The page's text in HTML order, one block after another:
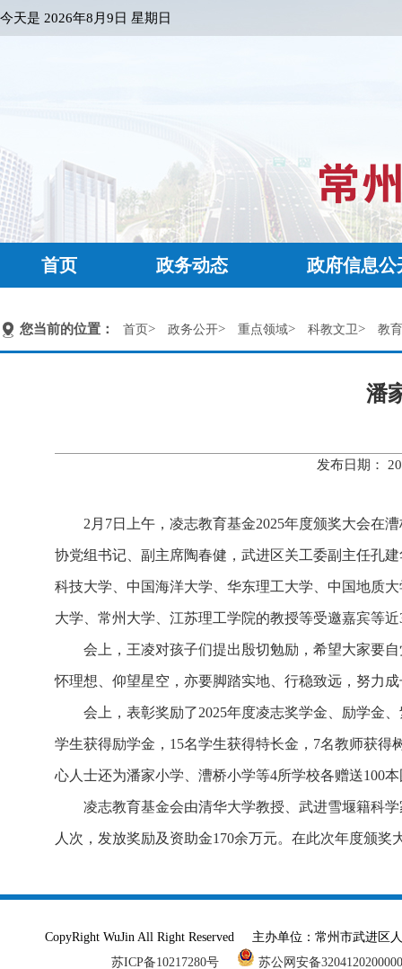
今天是 2026年8月9日 星期日
首页 政务动态 政府信息公
您当前的位置： 首页> 政务公开> 重点领域> 科教文卫> 教
潘
发布日期：
2月7日上午，凌志教育基金2025年度颁奖大会在
协党组书记、副主席陶春健，武进区关工委副主任孔
科技大学、中国海洋大学、华东理工大学、中国地质
大学、常州大学、江苏理工学院的教授等受邀嘉宾等
会上，王凌对孩子们提出殷切勉励，希望大家要
怀理想、仰望星空，亦要脚踏实地、行稳致远，努力
会上，表彰奖励了2025年度凌志奖学金、励学金
学生获得励学金，15名学生获得特长金，7名教师获
心人士还为潘家小学、漕桥小学等4所学校各赠送100
凌志教育基金会由清华大学教授、武进雪堰籍科
人次，发放奖励及资助金170余万元。在此次年度颁
CopyRight WuJin All Right Reserved 主办单位：常州市武进
苏ICP备10217280号
苏公网安备